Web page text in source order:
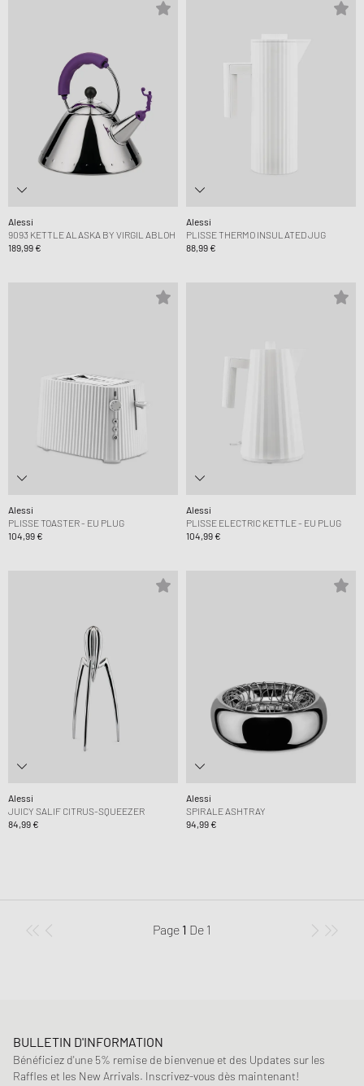
Alessi
9093 KETTLE ALASKA BY VIRGIL ABLOH
189,99 €
Alessi
PLISSE THERMO INSULATED JUG
88,99 €
Alessi
PLISSE TOASTER - EU PLUG
104,99 €
Alessi
PLISSE ELECTRIC KETTLE - EU PLUG
104,99 €
Alessi
JUICY SALIF CITRUS-SQUEEZER
84,99 €
Alessi
SPIRALE ASHTRAY
94,99 €
Page 1 De 1
BULLETIN D'INFORMATION
Bénéficiez d'une 5% remise de bienvenue et des Updates sur les
Raffles et les New Arrivals. Inscrivez-vous dès maintenant!